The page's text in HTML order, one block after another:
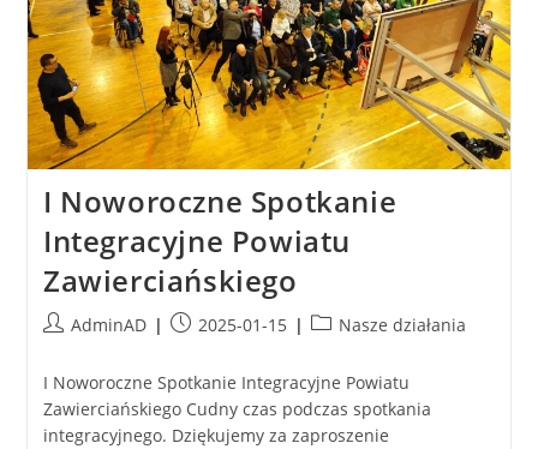
I Noworoczne Spotkanie
Integracyjne Powiatu
Zawierciańskiego
AdminAD 2025-01-15 Nasze działania
I Noworoczne Spotkanie Integracyjne Powiatu
Zawierciańskiego Cudny czas podczas spotkania
integracyjnego. Dziękujemy za zaproszenie